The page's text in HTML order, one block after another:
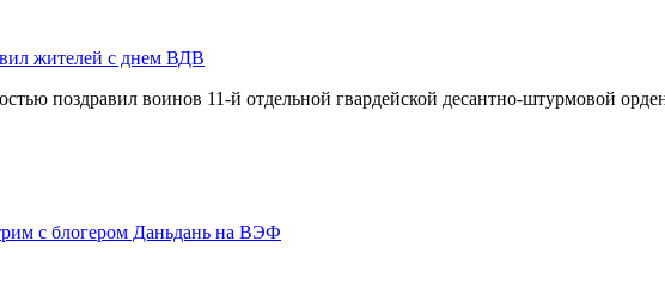
жителей с днем ВДВ
поздравил воинов 11-й отдельной гвардейской десантно-штурмовой
с блогером Даньдань на ВЭФ